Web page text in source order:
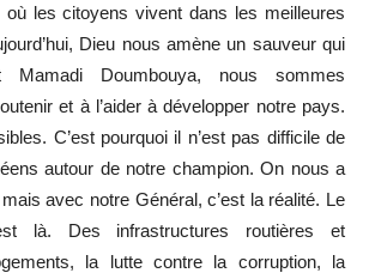
les citoyens vivent dans les meilleures
Dieu nous amène un sauveur qui
Doumbouya, nous sommes
et à l’aider à développer notre pays.
C’est pourquoi il n’est pas difficile de
autour de notre champion. On nous a
avec notre Général, c’est la réalité. Le
là. Des infrastructures routières et
la lutte contre la corruption, la